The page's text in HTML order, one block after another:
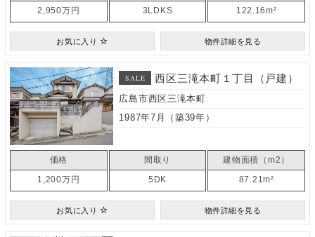
2,950万円
3LDKS
122.16m²
お気に入り 物件詳細を見る
SALE 西区三滝本町１丁目（戸建）
広島市西区三滝本町
1987年7月（築39年）
価格
1,200万円
間取り
5DK
建物面積（m2）
87.21m²
お気に入り 物件詳細を見る